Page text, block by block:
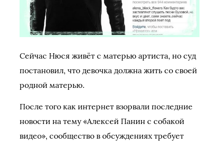
Сейчас Нюся живёт с матерью артиста, но суд
постановил, что девочка должна жить со своей
родной матерью.
После того как интернет взорвали последние
новости на тему «Алексей Панин с собакой
видео», сообщество в обсуждениях требует